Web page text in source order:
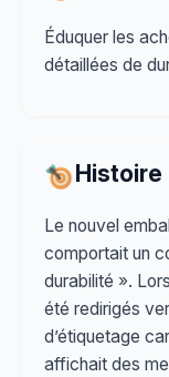
Éduquer les
détaillées de
Histoire
Le nouvel
comportait un
durabilité ».
été redirigés
d’étiquetage
affichait des